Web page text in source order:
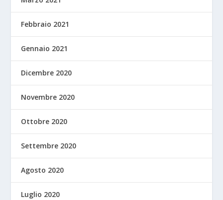
Febbraio 2021
Gennaio 2021
Dicembre 2020
Novembre 2020
Ottobre 2020
Settembre 2020
Agosto 2020
Luglio 2020